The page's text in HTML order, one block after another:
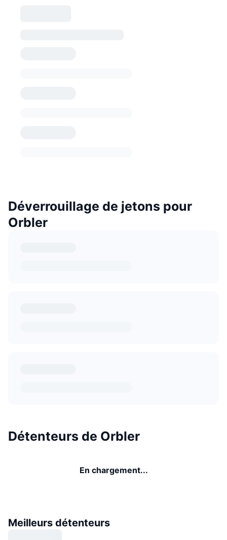
Déverrouillage de jetons pour
Orbler
Détenteurs de Orbler
En chargement...
Meilleurs détenteurs